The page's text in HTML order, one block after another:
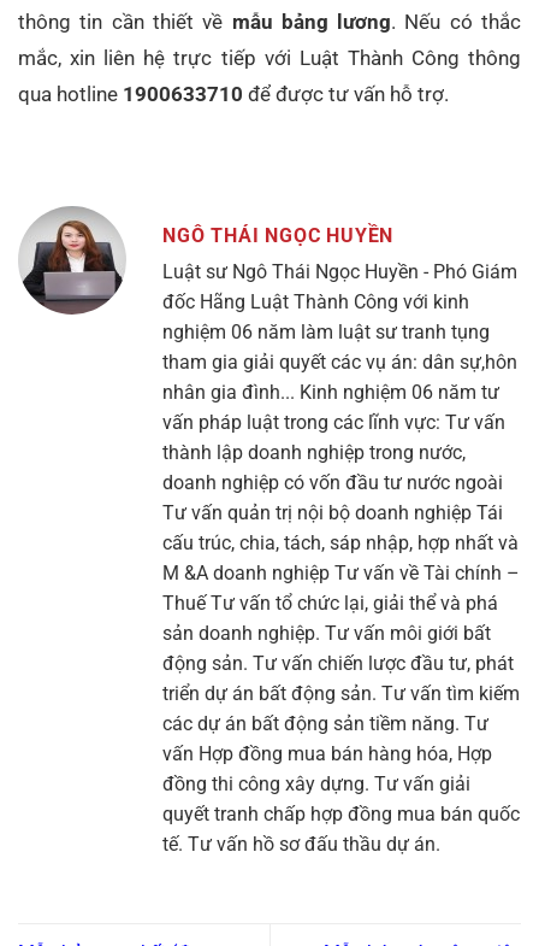
thông tin cần thiết về mẫu bảng lương. Nếu có thắc
mắc, xin liên hệ trực tiếp với Luật Thành Công thông
qua hotline 1900633710 để được tư vấn hỗ trợ.
NGÔ THÁI NGỌC HUYỀN
Luật sư Ngô Thái Ngọc Huyền - Phó Giám
đốc Hãng Luật Thành Công với kinh
nghiệm 06 năm làm luật sư tranh tụng
tham gia giải quyết các vụ án: dân sự,hôn
nhân gia đình... Kinh nghiệm 06 năm tư
vấn pháp luật trong các lĩnh vực: Tư vấn
thành lập doanh nghiệp trong nước,
doanh nghiệp có vốn đầu tư nước ngoài
Tư vấn quản trị nội bộ doanh nghiệp Tái
cấu trúc, chia, tách, sáp nhập, hợp nhất và
M &A doanh nghiệp Tư vấn về Tài chính –
Thuế Tư vấn tổ chức lại, giải thể và phá
sản doanh nghiệp. Tư vấn môi giới bất
động sản. Tư vấn chiến lược đầu tư, phát
triển dự án bất động sản. Tư vấn tìm kiếm
các dự án bất động sản tiềm năng. Tư
vấn Hợp đồng mua bán hàng hóa, Hợp
đồng thi công xây dựng. Tư vấn giải
quyết tranh chấp hợp đồng mua bán quốc
tế. Tư vấn hồ sơ đấu thầu dự án.